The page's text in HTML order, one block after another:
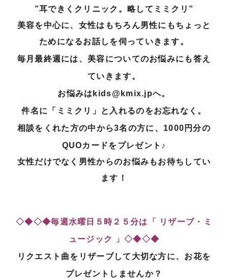
”耳できくクリニック。略してミミクリ”
美容を中心に、女性はもちろん男性にもちょっと
ためになるお話しを伺っていきます。
毎月最終週には、美容についてのお悩みにも答え
ていきます。
お悩みはkids@kmix.jpへ。
件名に「ミミクリ」と入れるのをお忘れなく。
相談をくれた方の中から3名の方に、1000円分の
QUOカードをプレゼント♪
女性だけでなく男性からのお悩みもお待ちしてい
ます！
◇◆◇◆毎週水曜日５時２５分は「 リザーブ・ミ
ュージック 」◇◆◇◆
リクエスト曲をリザーブして大切な方に、お花を
プレゼントしませんか？